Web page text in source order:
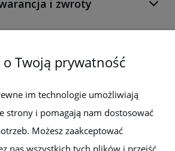
i zwroty
O firmie
Newsletter
aby być na bieżąco z nowościami i
promocjami
o Twoją prywatność
im technologie umożliwiają
strony i pomagają nam dostosować
Możesz zaakceptować
nas wszystkich tych plików i przejść